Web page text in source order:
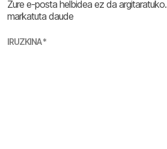
Zure e-posta helbidea ez da argitaratuko.
markatuta daude
IRUZKINA*